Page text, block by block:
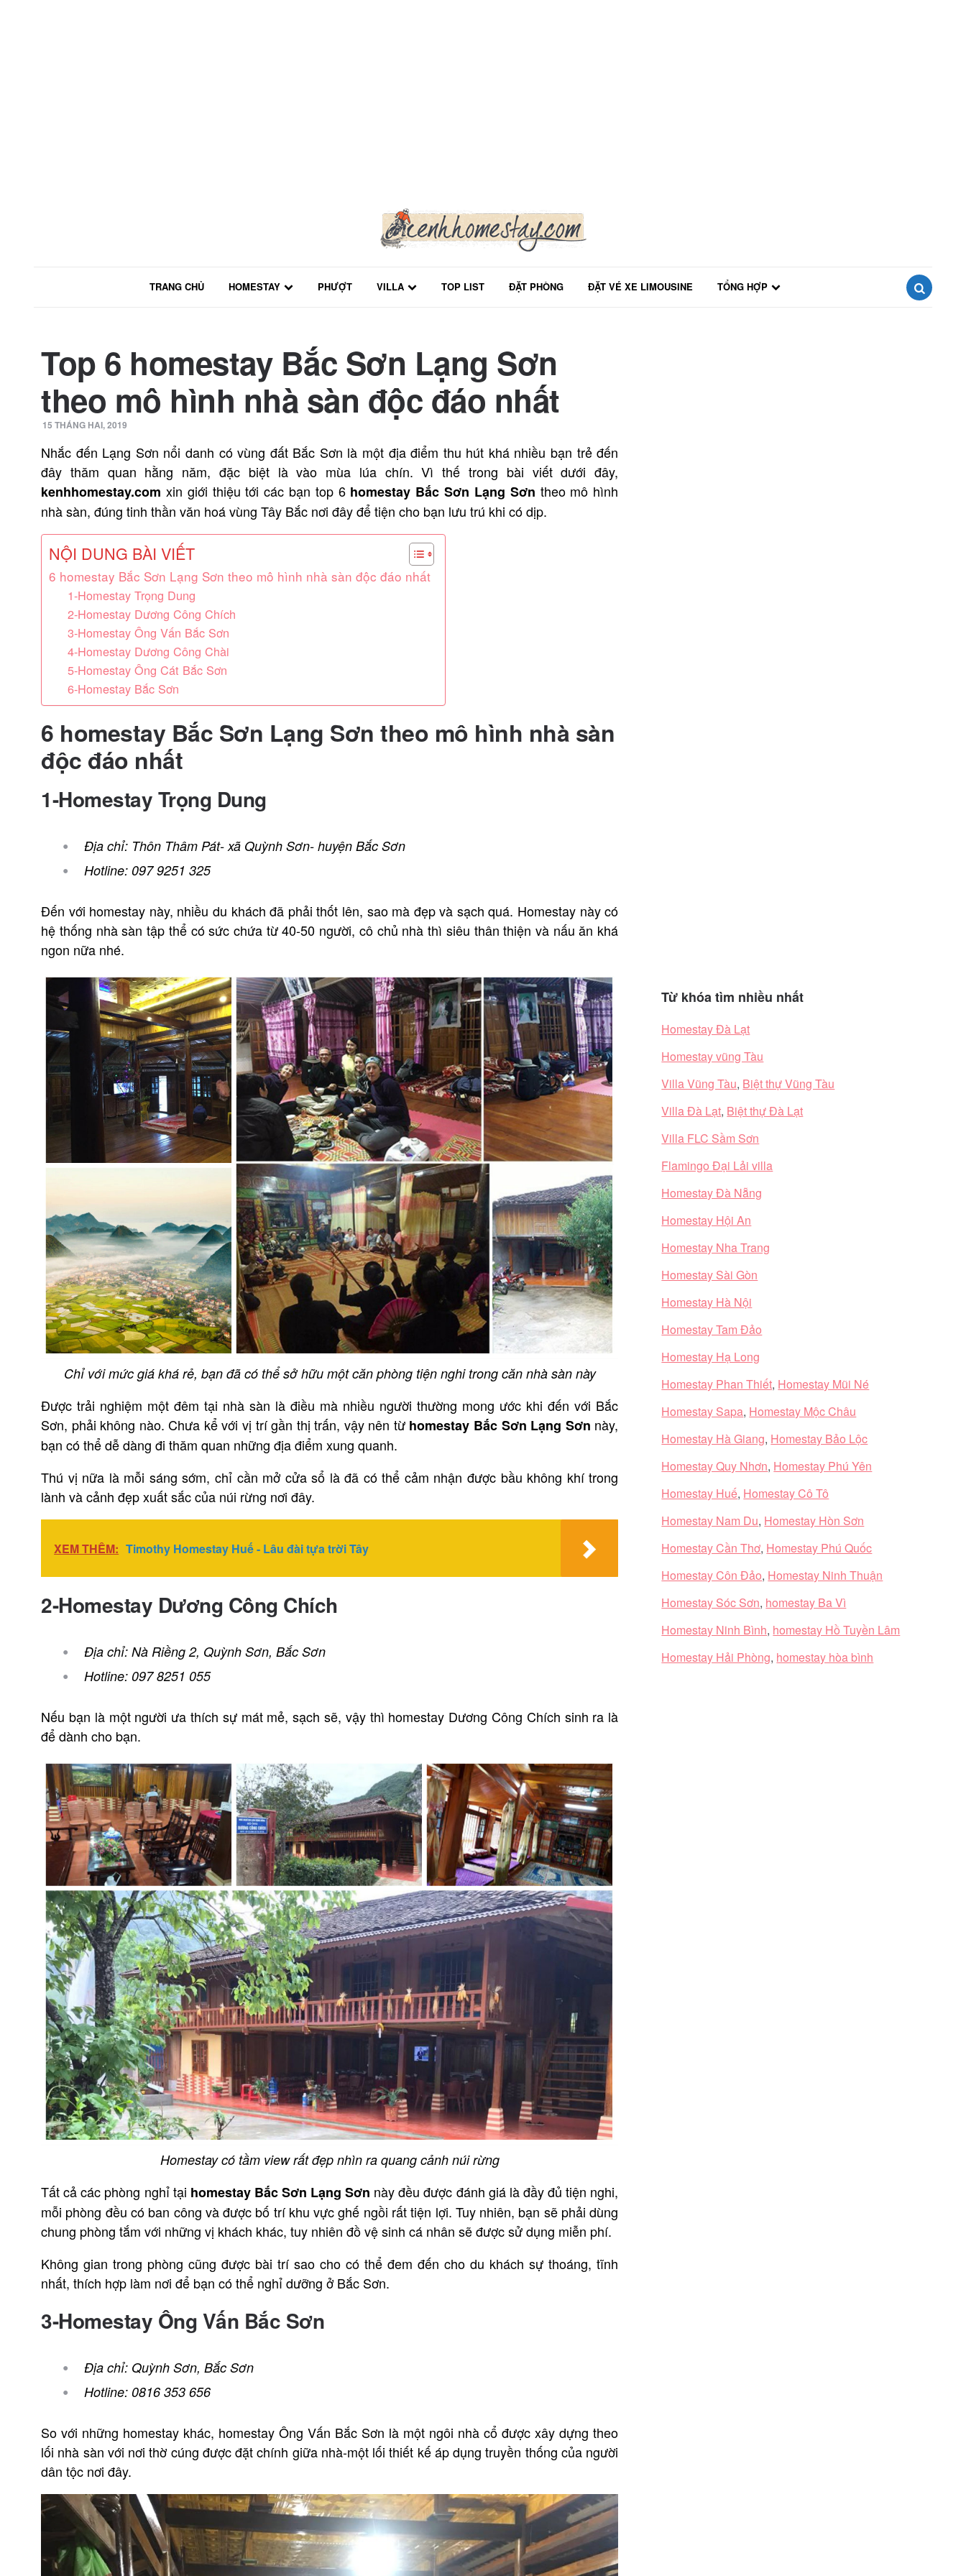
TRANG CHỦ HOMESTAY PHƯỢT VILLA TOP LIST ĐẶT PHÒNG ĐẶT VÉ XE LIMOUSINE
TỔNG HỢP
Top 6 homestay Bắc Sơn Lạng Sơn
theo mô hình nhà sàn độc đáo nhất
15 THÁNG HAI, 2019
Nhắc đến Lạng Sơn nổi danh có vùng đất Bắc Sơn là một địa điểm thu hút khá nhiều bạn trẻ đến
đây thăm quan hằng năm, đặc biệt là vào mùa lúa chín. Vì thế trong bài viết dưới đây,
kenhhomestay.com xin giới thiệu tới các bạn top 6 homestay Bắc Sơn Lạng Sơn theo mô hình
nhà sàn, đúng tinh thần văn hoá vùng Tây Bắc nơi đây để tiện cho bạn lưu trú khi có dịp.
NỘI DUNG BÀI VIẾT
6 homestay Bắc Sơn Lạng Sơn theo mô hình nhà sàn độc đáo nhất
1-Homestay Trọng Dung
2-Homestay Dương Công Chích
3-Homestay Ông Vấn Bắc Sơn
4-Homestay Dương Công Chài
5-Homestay Ông Cát Bắc Sơn
6-Homestay Bắc Sơn
6 homestay Bắc Sơn Lạng Sơn theo mô hình nhà sàn
độc đáo nhất
1-Homestay Trọng Dung
Địa chỉ: Thôn Thâm Pát- xã Quỳnh Sơn- huyện Bắc Sơn
Hotline: 097 9251 325
Đến với homestay này, nhiều du khách đã phải thốt lên, sao mà đẹp và sạch quá. Homestay này có
hệ thống nhà sàn tập thể có sức chứa từ 40-50 người, cô chủ nhà thì siêu thân thiện và nấu ăn khá
ngon nữa nhé.
Chỉ với mức giá khá rẻ, bạn đã có thể sở hữu một căn phòng tiện nghi trong căn nhà sàn này
Được trải nghiệm một đêm tại nhà sàn là điều mà nhiều người thường mong ước khi đến với Bắc
Sơn, phải không nào. Chưa kể với vị trí gần thị trấn, vậy nên từ homestay Bắc Sơn Lạng Sơn này,
bạn có thể dễ dàng đi thăm quan những địa điểm xung quanh.
Thú vị nữa là mỗi sáng sớm, chỉ cần mở cửa sổ là đã có thể cảm nhận được bầu không khí trong
lành và cảnh đẹp xuất sắc của núi rừng nơi đây.
XEM THÊM: Timothy Homestay Huế - Lâu đài tựa trời Tây
2-Homestay Dương Công Chích
Địa chỉ: Nà Riềng 2, Quỳnh Sơn, Bắc Sơn
Hotline: 097 8251 055
Nếu bạn là một người ưa thích sự mát mẻ, sạch sẽ, vậy thì homestay Dương Công Chích sinh ra là
để dành cho bạn.
Homestay có tầm view rất đẹp nhìn ra quang cảnh núi rừng
Tất cả các phòng nghỉ tại homestay Bắc Sơn Lạng Sơn này đều được đánh giá là đầy đủ tiện nghi,
mỗi phòng đều có ban công và được bố trí khu vực ghế ngồi rất tiện lợi. Tuy nhiên, bạn sẽ phải dùng
chung phòng tắm với những vị khách khác, tuy nhiên đồ vệ sinh cá nhân sẽ được sử dụng miễn phí.
Không gian trong phòng cũng được bài trí sao cho có thể đem đến cho du khách sự thoáng, tĩnh
nhất, thích hợp làm nơi để bạn có thể nghỉ dưỡng ở Bắc Sơn.
3-Homestay Ông Vấn Bắc Sơn
Địa chỉ: Quỳnh Sơn, Bắc Sơn
Hotline: 0816 353 656
So với những homestay khác, homestay Ông Vấn Bắc Sơn là một ngôi nhà cổ được xây dựng theo
lối nhà sàn với nơi thờ cúng được đặt chính giữa nhà-một lối thiết kế áp dụng truyền thống của người
dân tộc nơi đây.
Từ khóa tìm nhiều nhất
Homestay Đà Lạt
Homestay vũng Tàu
Villa Vũng Tàu, Biệt thự Vũng Tàu
Villa Đà Lạt, Biệt thự Đà Lạt
Villa FLC Sầm Sơn
Flamingo Đại Lải villa
Homestay Đà Nẵng
Homestay Hội An
Homestay Nha Trang
Homestay Sài Gòn
Homestay Hà Nội
Homestay Tam Đảo
Homestay Hạ Long
Homestay Phan Thiết, Homestay Mũi Né
Homestay Sapa, Homestay Mộc Châu
Homestay Hà Giang, Homestay Bảo Lộc
Homestay Quy Nhơn, Homestay Phú Yên
Homestay Huế, Homestay Cô Tô
Homestay Nam Du, Homestay Hòn Sơn
Homestay Cần Thơ, Homestay Phú Quốc
Homestay Côn Đảo, Homestay Ninh Thuận
Homestay Sóc Sơn, homestay Ba Vì
Homestay Ninh Bình, homestay Hồ Tuyền Lâm
Homestay Hải Phòng, homestay hòa bình